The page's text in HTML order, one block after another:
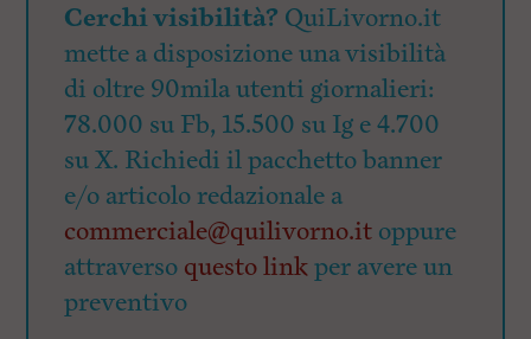
Cerchi visibilità? QuiLivorno.it
mette a disposizione una visibilità
di oltre 90mila utenti giornalieri:
78.000 su Fb, 15.500 su Ig e 4.700
su X. Richiedi il pacchetto banner
e/o articolo redazionale a
commerciale@quilivorno.it oppure
attraverso questo linkper avere un
preventivo